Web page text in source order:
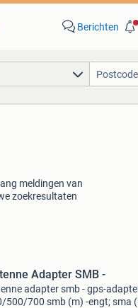
Berichten
meldingen van
zoekresultaten
Antenne Adapter SMB -
adapter smb - gps-
500/700 smb (m) -engt; sma